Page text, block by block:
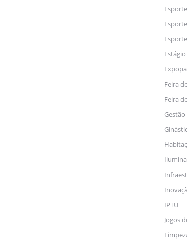
Esporte
Estágio
Feira
Feira
Gestão
IPTU
Jogos